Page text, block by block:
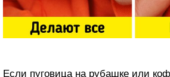
Если пуговица на рубашке или